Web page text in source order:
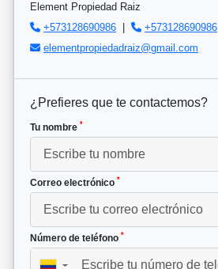
Element Propiedad Raiz
+573128690986 |
+573128690986
elementpropiedadraiz@gmail.com
¿Prefieres que te contactemos?
Tu nombre *
Correo electrónico *
Número de teléfono *
▼